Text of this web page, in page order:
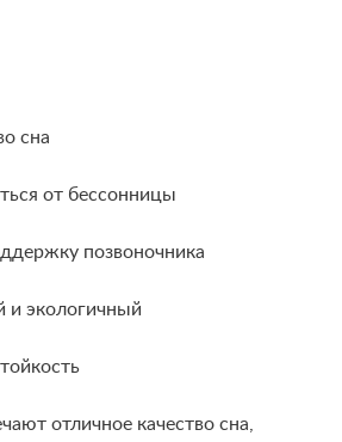
сна
от бессонницы
позвоночника
и экологичный
отличное качество сна,